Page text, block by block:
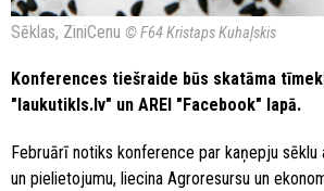
Sēklas, ZiniCenu © F64 Kristaps Kuhaļskis
Konferences tiešraide būs skatāma
"laukutikls.lv" un AREI "Facebook" lapā.
Februārī notiks konference par kaņepju sēklu
un pielietojumu, liecina Agroresursu un